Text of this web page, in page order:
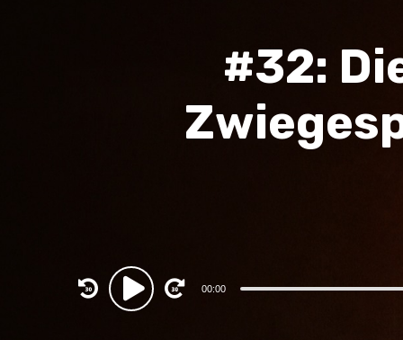
#32:
Audio
Player
00:00